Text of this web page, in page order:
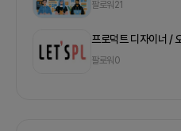
팔로워 21
프로덕트 디자이너 /
팔로워 0